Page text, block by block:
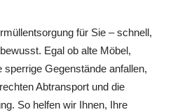
für Sie – schnell,
Egal ob alte Möbel,
sperrige Gegenstände anfallen,
Abtransport und die
So helfen wir Ihnen, Ihre